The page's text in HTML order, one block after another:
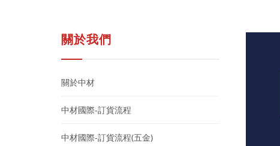
關於我們
關於中材
中材國際-訂貨流程
中材國際-訂貨流程(五金)